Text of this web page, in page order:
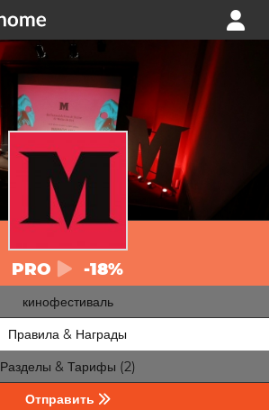
PRO -18%
кинофестиваль
Правила & Награды
Разделы & Тарифы (2)
Отправить